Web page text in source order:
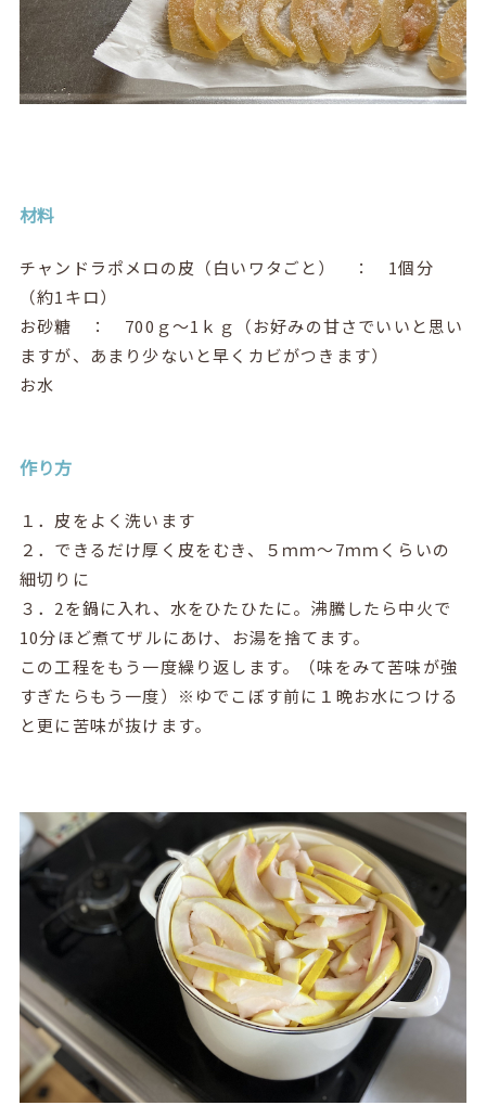
材料
チャンドラポメロの皮（白いワタごと） ： 1個分
（約1キロ）
お砂糖 ： 700ｇ～1ｋｇ（お好みの甘さでいいと思い
ますが、あまり少ないと早くカビがつきます）
お水
作り方
１．皮をよく洗います
２．できるだけ厚く皮をむき、５ｍｍ～7ｍｍくらいの
細切りに
３．2を鍋に入れ、水をひたひたに。沸騰したら中火で
10分ほど煮てザルにあけ、お湯を捨てます。
この工程をもう一度繰り返します。（味をみて苦味が強
すぎたらもう一度）※ゆでこぼす前に１晩お水につける
と更に苦味が抜けます。